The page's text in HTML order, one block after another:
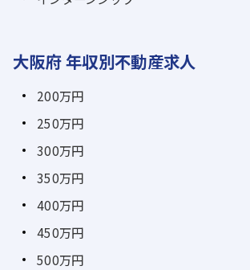
大阪府 年収別不動産求人
200万円
250万円
300万円
350万円
400万円
450万円
500万円